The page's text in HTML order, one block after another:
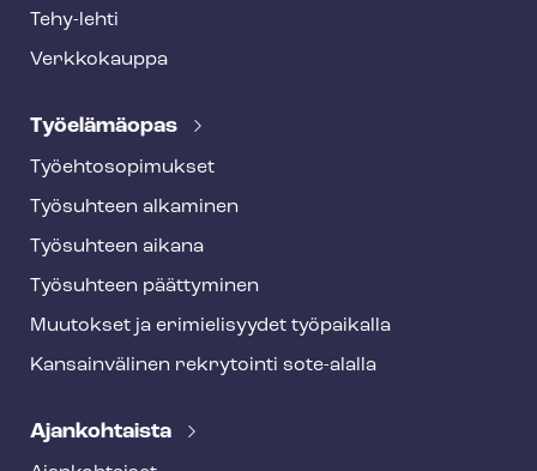
Tehy-lehti
Verkkokauppa
Työelämäopas
Työ­eh­to­so­pi­muk­set
Työsuhteen alkaminen
Työsuhteen aikana
Työsuhteen päättyminen
Muutokset ja erimielisyydet työpaikalla
Kansainvälinen rekrytointi sote-alalla
Ajankohtaista